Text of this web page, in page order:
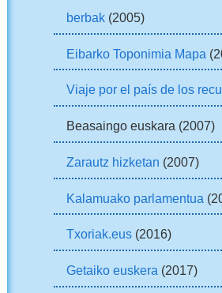
berbak(2005)
Eibarko Toponimia Mapa
Viaje por el país de los
Beasaingo euskara (2007)
Zarautz hizketan (2007)
Kalamuako parlamentua
Txoriak.eus(2016)
Getaiko euskera (2017)